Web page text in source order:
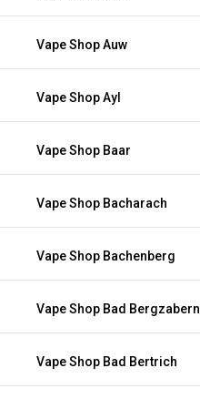
Vape Shop Auw
Vape Shop Ayl
Vape Shop Baar
Vape Shop Bacharach
Vape Shop Bachenberg
Vape Shop Bad Bergzabern
Vape Shop Bad Bertrich